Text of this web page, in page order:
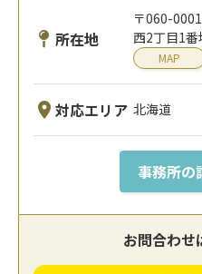
所在地
〒060-
西2丁目1
MAP
対応エリア 北海道
事務所の
お問合わせ